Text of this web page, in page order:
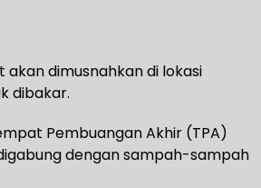
dimusnahkan di lokasi
dibakar.
Pembuangan Akhir (TPA)
dengan sampah-sampah